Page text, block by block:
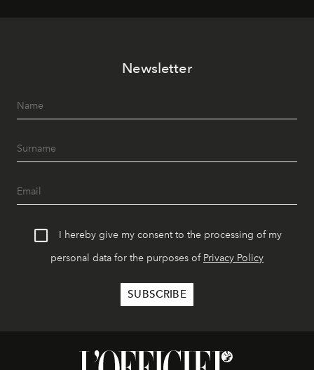
Newsletter
I hereby give my consent to the processing of my
personal data for the purposes of Privacy Policy